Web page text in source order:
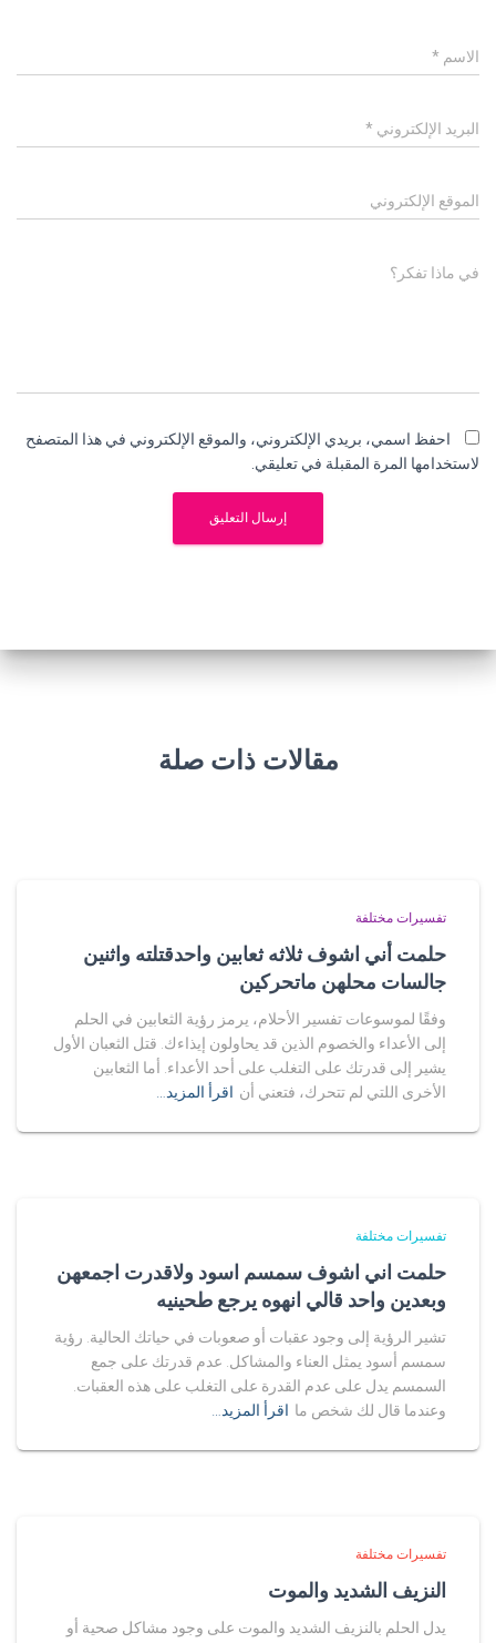
الاسم *
البريد الإلكتروني *
الموقع الإلكتروني
في ماذا تفكر؟
احفظ اسمي، بريدي الإلكتروني، والموقع الإلكتروني في هذا المتصفح
لاستخدامها المرة المقبلة في تعليقي.
مقالات ذات صلة
تفسيرات مختلفة
حلمت أني اشوف ثلاثه ثعابين واحدقتلته واثنين
جالسات محلهن ماتحركين
وفقًا لموسوعات تفسير الأحلام، يرمز رؤية الثعابين في الحلم
إلى الأعداء والخصوم الذين قد يحاولون إيذاءك. قتل الثعبان الأول
يشير إلى قدرتك على التغلب على أحد الأعداء. أما الثعابين
الأخرى اللتي لم تتحرك، فتعني أن اقرأ المزيد…
تفسيرات مختلفة
حلمت اني اشوف سمسم اسود ولاقدرت اجمعهن
وبعدين واحد قالي انهوه يرجع طحينيه
تشير الرؤية إلى وجود عقبات أو صعوبات في حياتك الحالية. رؤية
سمسم أسود يمثل العناء والمشاكل. عدم قدرتك على جمع
السمسم يدل على عدم القدرة على التغلب على هذه العقبات.
وعندما قال لك شخص ما اقرأ المزيد…
تفسيرات مختلفة
النزيف الشديد والموت
يدل الحلم بالنزيف الشديد والموت على وجود مشاكل صحية أو